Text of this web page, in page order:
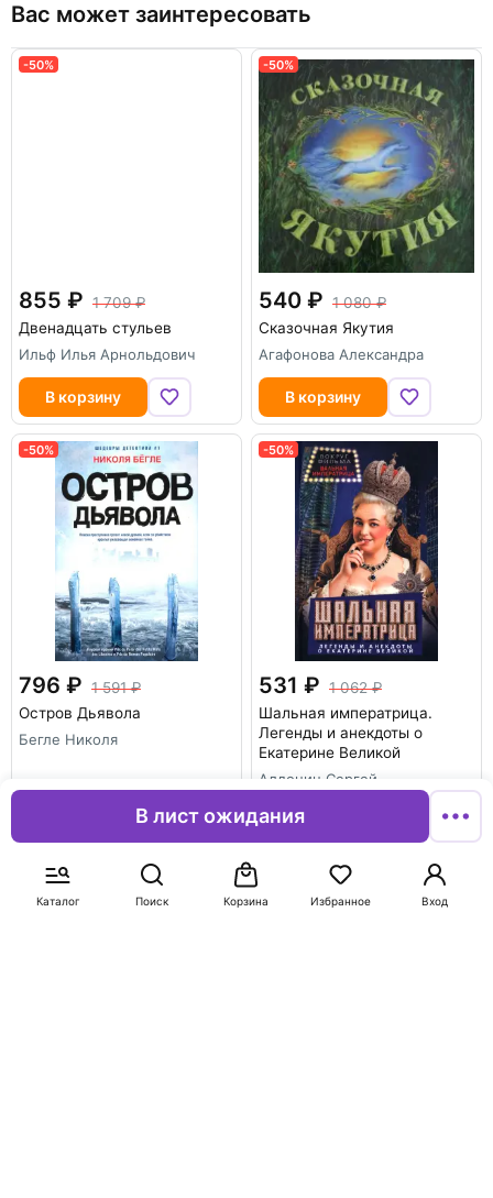
Каталог Поиск Вход
Избранное
Корзина
В лист ожидания
Вас может заинтересовать
-50%
855
1 709
Двенадцать стульев
Ильф Илья Арнольдович
В корзину
-50%
540
1 080
Сказочная Якутия
Агафонова Александра
В корзину
-50%
796
1 591
Остров Дьявола
Бегле Николя
-50%
531
1 062
Шальная императрица.
Легенды и анекдоты о
Екатерине Великой
Алдонин Сергей
В корзину
-50%